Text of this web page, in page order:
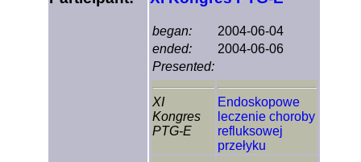
began:
2004-06-04
ended:
2004-06-06
Presented:
XI
Kongres
PTG-E
Endoskopowe
leczenie choroby
refluksowej
przełyku